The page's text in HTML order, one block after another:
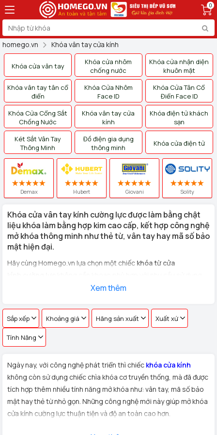
0
homego.vn Khóa vân tay cửa kính
Khóa cửa vân tay
Khóa cửa nhôm
chống nước
Khóa cửa nhận diện
khuôn mặt
Khóa vân tay tân cổ
điển
Khóa Cửa Nhôm
Face ID
Khóa Cửa Tân Cổ
Điển Face ID
Khóa Cửa Cổng Sắt
Chống Nước
Khóa vân tay cửa
kính
Khóa điện tử khách
sạn
Két Sắt Vân Tay
Thông Minh
Đồ điện gia dụng
thông minh
Khóa cửa điện tử
Demax Hubert Giovani Solity
Khóa cửa vân tay kính cường lực được làm bằng chật
liệu khóa làm bằng hợp kim cao cấp, kết hợp công nghệ
mở khóa thông minh như thẻ từ, vân tay hay mã số bảo
mật hiện đại.
Hãy cùng Homego.vn lựa chọn một chiếc khóa từ cửa
cửa kính văn phòng, cửa hàng, nhà riêng
Xem thêm
Sắp xếp Khoảng giá Hãng sản xuất Xuất xứ
Tính Năng
Ngày nay, với công nghệ phát triển thì chiếc khóa cửa kính
không còn sử dụng chiếc chìa khóa cơ truyền thống, mà đã được
tích hợp thêm nhiều tính năng mở khóa như: vân tay, mã số bảo
mật hay thẻ từ nhỏ gọn. Những công nghệ mới này giúp mở khóa
cửa kính cường lực thuận tiện và độ an toàn cao hơn.